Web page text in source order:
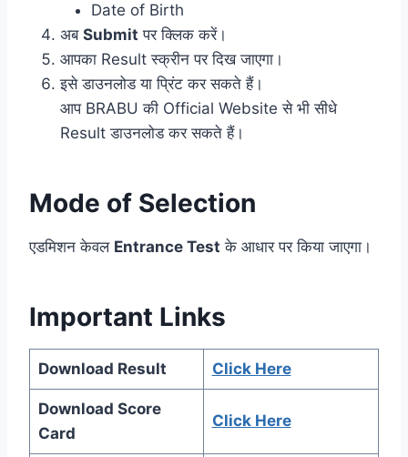
Date of Birth
अब Submit पर क्लिक करें।
आपका Result स्क्रीन पर दिख जाएगा।
इसे डाउनलोड या प्रिंट कर सकते हैं।
आप BRABU की Official Website से भी सीधे
Result डाउनलोड कर सकते हैं।
Mode of Selection
एडमिशन केवल Entrance Test के आधार पर किया जाएगा।
Important Links
Download Result Click Here
Download Score
Card
Click Here